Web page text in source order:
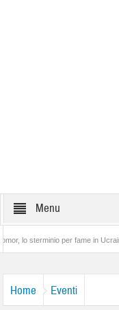
Menu
per fame in Ucraina
Home Eventi